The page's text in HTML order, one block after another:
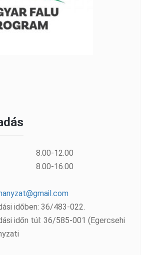
8.00-12.00
8.00-16.00
időben: 36/483-022.
időn túl: 36/585-001 (Egercsehi